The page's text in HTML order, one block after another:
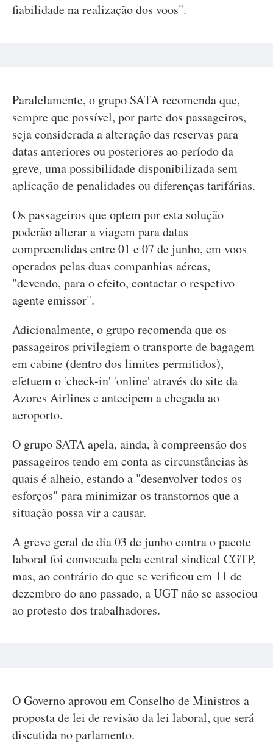
fiabilidade na realização dos voos".
Paralelamente, o grupo SATA recomenda que,
sempre que possível, por parte dos passageiros,
seja considerada a alteração das reservas para
datas anteriores ou posteriores ao período da
greve, uma possibilidade disponibilizada sem
aplicação de penalidades ou diferenças tarifárias.
Os passageiros que optem por esta solução
poderão alterar a viagem para datas
compreendidas entre 01 e 07 de junho, em voos
operados pelas duas companhias aéreas,
"devendo, para o efeito, contactar o respetivo
agente emissor".
Adicionalmente, o grupo recomenda que os
passageiros privilegiem o transporte de bagagem
em cabine (dentro dos limites permitidos),
efetuem o 'check-in' 'online' através do site da
Azores Airlines e antecipem a chegada ao
aeroporto.
O grupo SATA apela, ainda, à compreensão dos
passageiros tendo em conta as circunstâncias às
quais é alheio, estando a "desenvolver todos os
esforços" para minimizar os transtornos que a
situação possa vir a causar.
A greve geral de dia 03 de junho contra o pacote
laboral foi convocada pela central sindical CGTP,
mas, ao contrário do que se verificou em 11 de
dezembro do ano passado, a UGT não se associou
ao protesto dos trabalhadores.
O Governo aprovou em Conselho de Ministros a
proposta de lei de revisão da lei laboral, que será
discutida no parlamento.